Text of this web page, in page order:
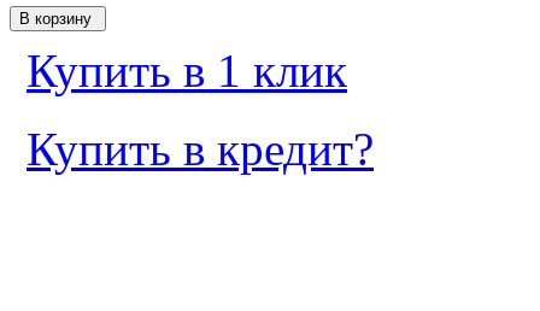
Купить в 1 клик
Купить в кредит?